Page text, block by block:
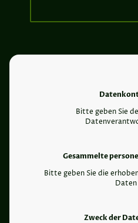
Bitte geben Sie
Gesammelte
Bitte geben Sie die
Daten
Zweck der